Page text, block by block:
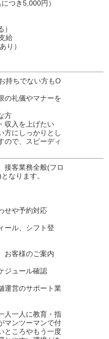
つき5,000円）
給
り）
持ちでない方もO
の礼儀やマナーを
方
収入を上げたい
方にしっかりとし
ので、スピーディ
接客業務全般(フロ
なります。
せや予約対応
ール、シフト登
お客様のご案内
ジュール確認
運営のサポート業
人一人に教育・指
マンツーマンで付
ところやもう一度